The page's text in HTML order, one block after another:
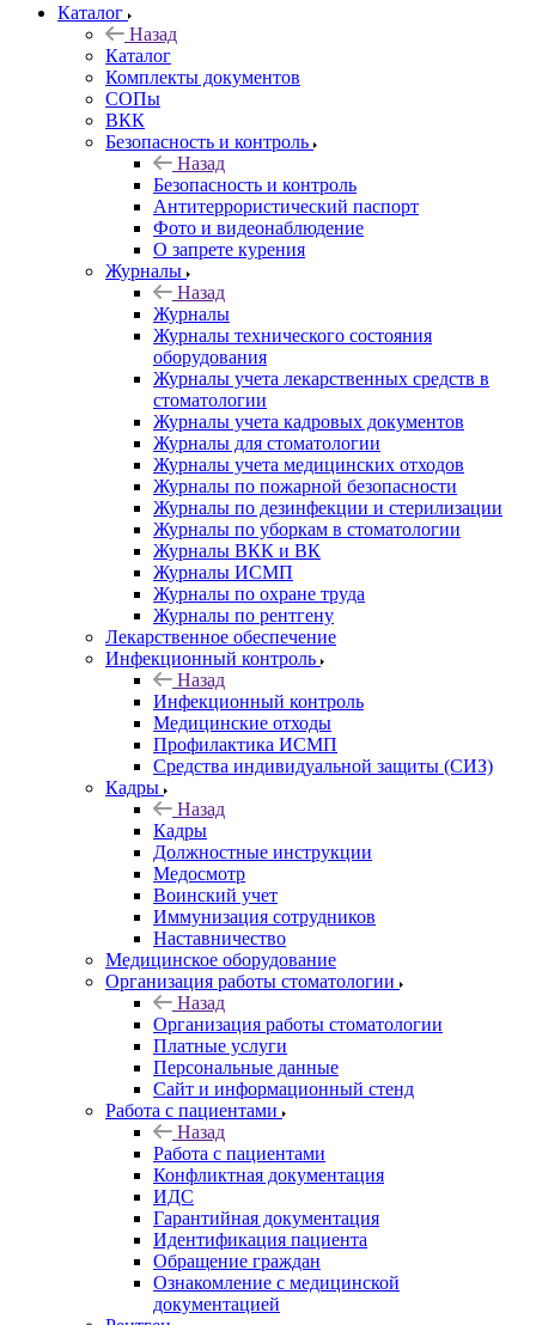
Каталог
Назад
Каталог
Комплекты документов
СОПы
ВКК
Безопасность и контроль
Назад
Безопасность и контроль
Антитеррористический паспорт
Фото и видеонаблюдение
О запрете курения
Журналы
Назад
Журналы
Журналы технического состояния
оборудования
Журналы учета лекарственных средств в
стоматологии
Журналы учета кадровых документов
Журналы для стоматологии
Журналы учета медицинских отходов
Журналы по пожарной безопасности
Журналы по дезинфекции и стерилизации
Журналы по уборкам в стоматологии
Журналы ВКК и ВК
Журналы ИСМП
Журналы по охране труда
Журналы по рентгену
Лекарственное обеспечение
Инфекционный контроль
Назад
Инфекционный контроль
Медицинские отходы
Профилактика ИСМП
Средства индивидуальной защиты (СИЗ)
Кадры
Назад
Кадры
Должностные инструкции
Медосмотр
Воинский учет
Иммунизация сотрудников
Наставничество
Медицинское оборудование
Организация работы стоматологии
Назад
Организация работы стоматологии
Платные услуги
Персональные данные
Сайт и информационный стенд
Работа с пациентами
Назад
Работа с пациентами
Конфликтная документация
ИДС
Гарантийная документация
Идентификация пациента
Обращение граждан
Ознакомление с медицинской
документацией